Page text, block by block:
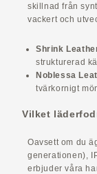
skillnad från
vackert och
Shrink
strukturerad
Noblessa
tvärkornigt
Vilket
Oavsett om du
generationen),
erbjuder våra